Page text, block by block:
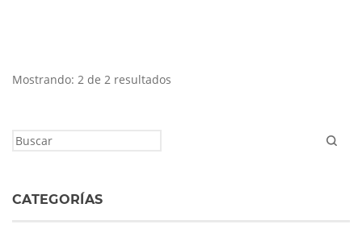
Mostrando: 2 de 2 resultados
CATEGORÍAS